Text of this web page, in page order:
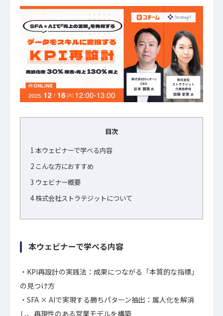
目次
1 本ウェビナーで学べる内容
2 こんな方におすすめ
3 ウェビナー概要
4株式会社ストラテジットについて
本ウェビナーで学べる内容
KPI再設計の実践法：成果につながる「本質的な指標」
の見つけ方
SFA × AIで実現する勝ちパターン抽出：属人化を解消
し、再現性のある営業モデルを構築